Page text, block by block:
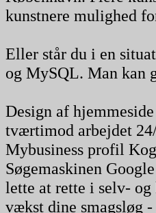
kunstnere mulighed
Eller står du i en
og MySQL. Man kan
Design af
tværtimod arbejdet
Mybusiness profil
Søgemaskinen
lette at rette i selv-
vækst dine smagsløg